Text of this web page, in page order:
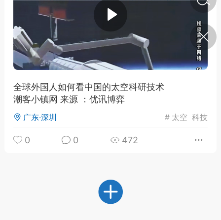
·特急预警】关
节返乡期间“闪
急提示
0
如何购买【理肺清瘟膏】
【养正护络膏】？
小海（HAi）
平，顺时收
谷气行、营卫通：内经视角
下的脾胃调养要义
全球外国人如何看中国的太空科研技术
潮客小镇网 来源 ：优讯博弈
广东·深圳 # 太空 科技
0 0 472